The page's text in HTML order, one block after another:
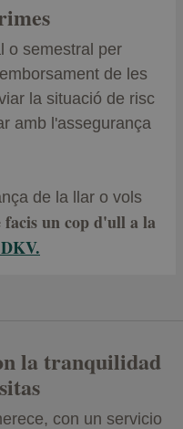
o semestral per
de les
la situació de risc
amb l'assegurança
de la llar o vols
facis un cop d'ull a la
la tranquilidad
con un servicio